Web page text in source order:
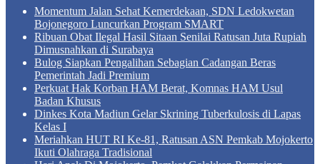
Momentum Jalan Sehat Kemerdekaan, SDN Ledokwetan
Bojonegoro Luncurkan Program SMART
Ribuan Obat Ilegal Hasil Sitaan Senilai Ratusan Juta Rupiah
Dimusnahkan di Surabaya
Bulog Siapkan Pengalihan Sebagian Cadangan Beras
Pemerintah Jadi Premium
Perkuat Hak Korban HAM Berat, Komnas HAM Usul
Badan Khusus
Dinkes Kota Madiun Gelar Skrining Tuberkulosis di Lapas
Kelas I
Meriahkan HUT RI Ke-81, Ratusan ASN Pemkab Mojokerto
Ikuti Olahraga Tradisional